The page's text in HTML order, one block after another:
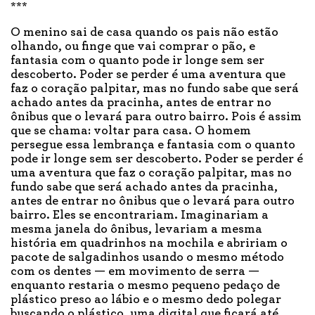
***
O menino sai de casa quando os pais não estão
olhando, ou finge que vai comprar o pão, e
fantasia com o quanto pode ir longe sem ser
descoberto. Poder se perder é uma aventura que
faz o coração palpitar, mas no fundo sabe que será
achado antes da pracinha, antes de entrar no
ônibus que o levará para outro bairro. Pois é assim
que se chama: voltar para casa. O homem
persegue essa lembrança e fantasia com o quanto
pode ir longe sem ser descoberto. Poder se perder é
uma aventura que faz o coração palpitar, mas no
fundo sabe que será achado antes da pracinha,
antes de entrar no ônibus que o levará para outro
bairro. Eles se encontrariam. Imaginariam a
mesma janela do ônibus, levariam a mesma
história em quadrinhos na mochila e abririam o
pacote de salgadinhos usando o mesmo método
com os dentes — em movimento de serra —
enquanto restaria o mesmo pequeno pedaço de
plástico preso ao lábio e o mesmo dedo polegar